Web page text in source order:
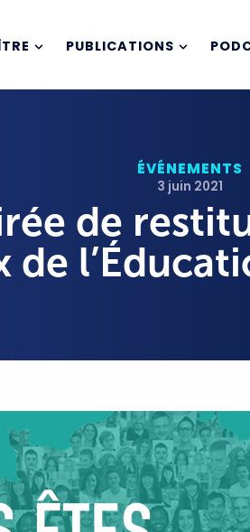
PUBLICATIONS
ÉVÉNEMENTS
3 juin 2021
de
de